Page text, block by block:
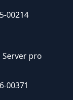
00214
Server pro
00371